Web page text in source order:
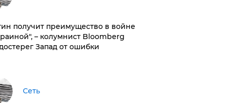
получит преимущество в войне
– колумнист Bloomberg
Запад от ошибки
Сеть